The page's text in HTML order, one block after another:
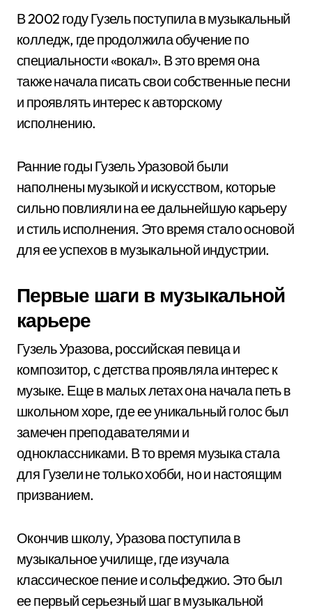
В 2002 году Гузель поступила в музыкальный
колледж, где продолжила обучение по
специальности «вокал». В это время она
также начала писать свои собственные песни
и проявлять интерес к авторскому
исполнению.
Ранние годы Гузель Уразовой были
наполнены музыкой и искусством, которые
сильно повлияли на ее дальнейшую карьеру
и стиль исполнения. Это время стало основой
для ее успехов в музыкальной индустрии.
Первые шаги в музыкальной
карьере
Гузель Уразова, российская певица и
композитор, с детства проявляла интерес к
музыке. Еще в малых летах она начала петь в
школьном хоре, где ее уникальный голос был
замечен преподавателями и
одноклассниками. В то время музыка стала
для Гузели не только хобби, но и настоящим
призванием.
Окончив школу, Уразова поступила в
музыкальное училище, где изучала
классическое пение и сольфеджио. Это был
ее первый серьезный шаг в музыкальной